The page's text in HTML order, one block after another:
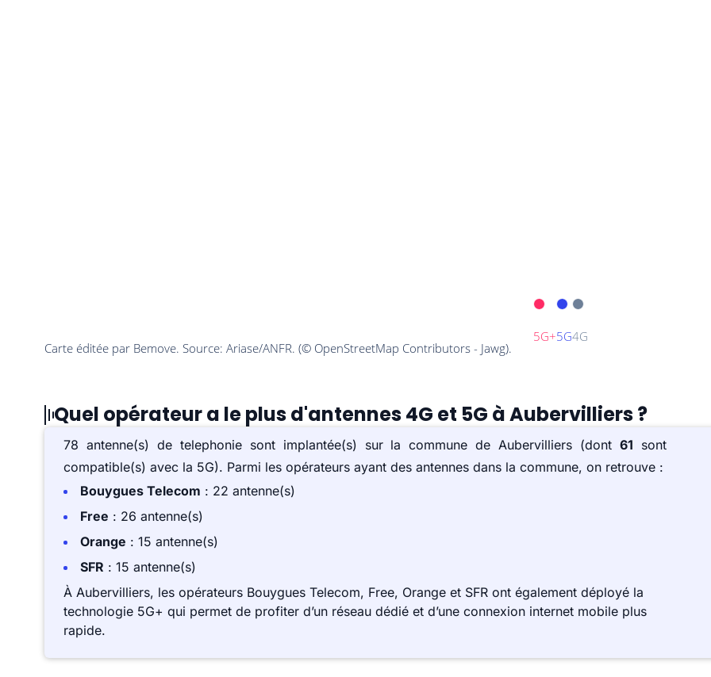
Quel opérateur a le plus d'antennes 4G et 5G à Aubervilliers ?
78 antenne(s) de telephonie sont implantée(s) sur la commune de Aubervilliers (dont61 sont
compatible(s) avec la 5G). Parmi les opérateurs ayant des antennes dans la commune, on retrouve :
Bouygues Telecom : 22 antenne(s)
Free : 26 antenne(s)
Orange : 15 antenne(s)
SFR : 15 antenne(s)
À Aubervilliers, les opérateurs Bouygues Telecom, Free, Orange et SFR ont également déployé la
technologie 5G+ qui permet de profiter d’un réseau dédié et d’une connexion internet mobile plus
rapide.